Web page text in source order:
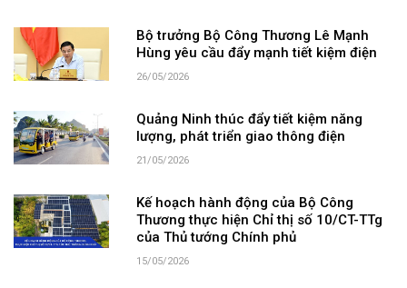
Bộ trưởng Bộ Công Thương Lê Mạnh
Hùng yêu cầu đẩy mạnh tiết kiệm điện
26/05/2026
Quảng Ninh thúc đẩy tiết kiệm năng
lượng, phát triển giao thông điện
21/05/2026
Kế hoạch hành động của Bộ Công
Thương thực hiện Chỉ thị số 10/CT-TTg
của Thủ tướng Chính phủ
15/05/2026